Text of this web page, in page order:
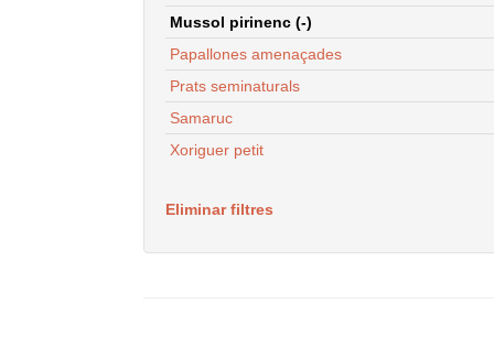
Mussol pirinenc (-)
Papallones amenaçades
Prats seminaturals
Samaruc
Xoriguer petit
Eliminar filtres